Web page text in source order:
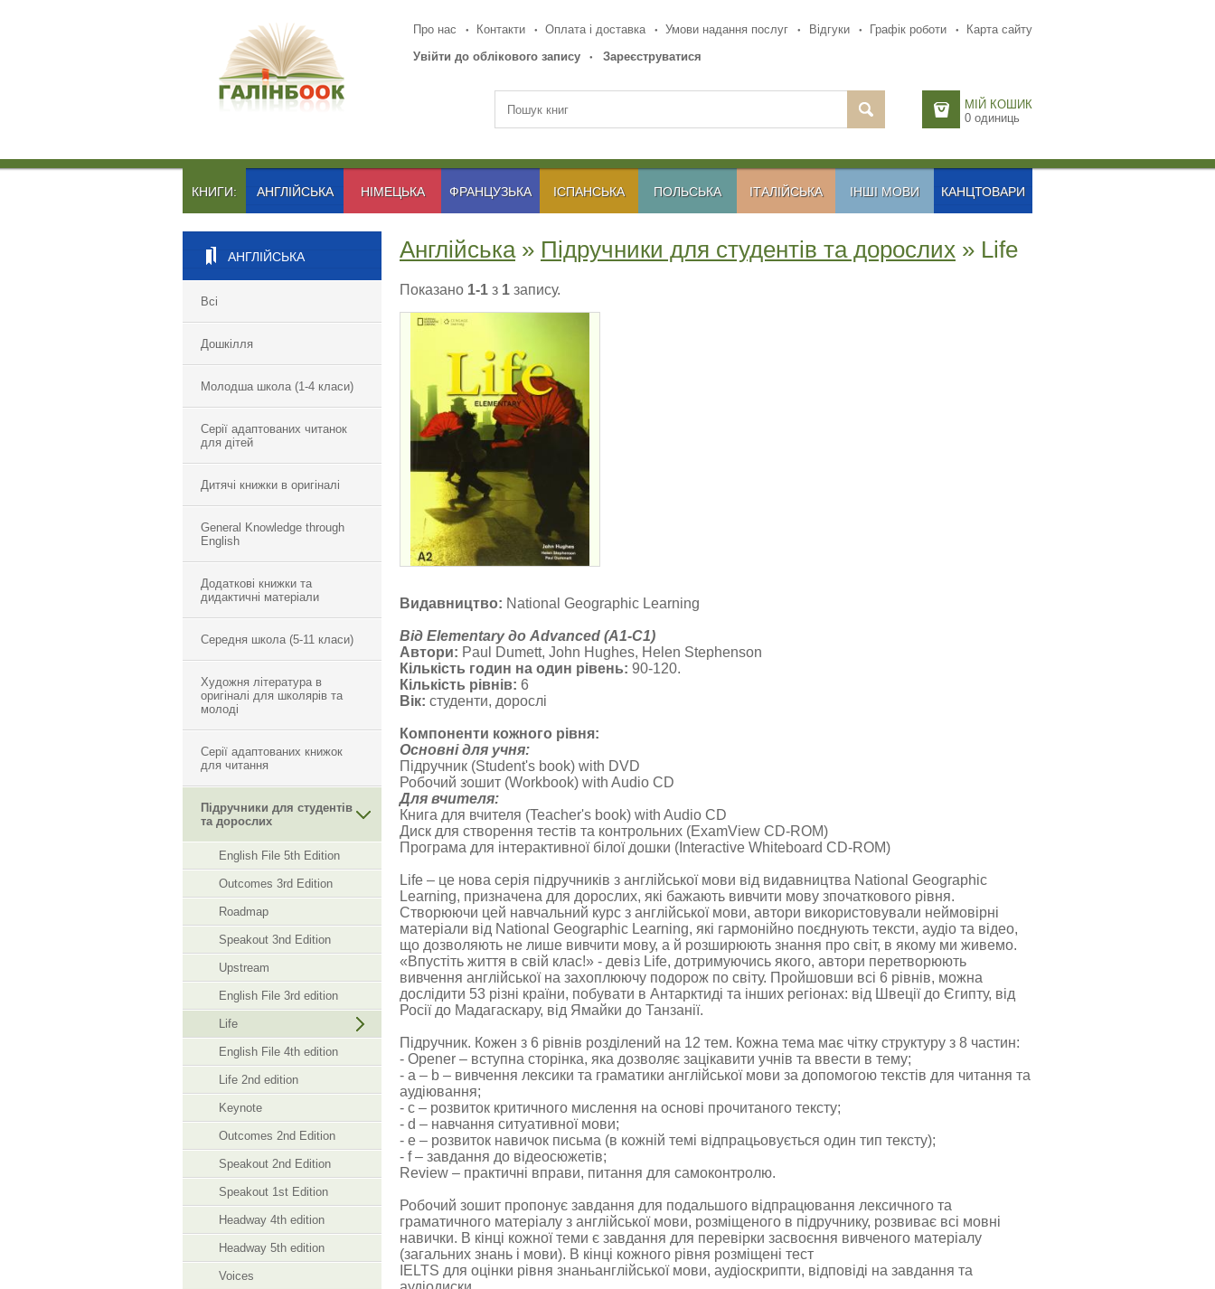
Про нас Контакти Оплата і доставка Умови надання послуг Відгуки Графік роботи
Карта сайту
Увійти до облікового запису
Зареєструватися
МІЙ КОШИК
0 одиниць
КНИГИ: АНГЛІЙСЬКА НІМЕЦЬКА ФРАНЦУЗЬКА ІСПАНСЬКА ПОЛЬСЬКА ІТАЛІЙСЬКА ІНШІ МОВИ КАНЦТОВАРИ
АНГЛІЙСЬКА
Всі
Дошкілля
Молодша школа (1-4 класи)
Серії адаптованих читанок
для дітей
Дитячі книжки в оригіналі
General Knowledge through
English
Додаткові книжки та
дидактичні матеріали
Середня школа (5-11 класи)
Художня література в
оригіналі для школярів та
молоді
Серії адаптованих книжок
для читання
Підручники для студентів
та дорослих
English File 5th Edition
Outcomes 3rd Edition
Roadmap
Speakout 3nd Edition
Upstream
English File 3rd edition
Life
English File 4th edition
Life 2nd edition
Keynote
Outcomes 2nd Edition
Speakout 2nd Edition
Speakout 1st Edition
Headway 4th edition
Headway 5th edition
Voices
Англійська» Підручники для студентів та дорослих » Life
Показано 1-1 з 1 запису.
LIFE ELEMENTARY
Видавництво: National Geographic Learning
Від Elementary до Advanced (A1-C1)
Автори: Paul Dumett, John Hughes, Helen Stephenson
Кількість годин на один рівень: 90-120.
Кількість рівнів: 6
Вік: студенти, дорослі
Компоненти кожного рівня:
Основні для учня:
Підручник (Student's book) with DVD
Робочий зошит (Workbook) with Audio CD
Для вчителя:
Книга для вчителя (Teacher's book) with Audio CD
Диск для створення тестів та контрольних (ExamView CD-ROM)
Програма для інтерактивної білої дошки (Interactive Whiteboard CD-ROM)
Life – це нова серія підручників з англійської мови від видавництва National Geographic
Learning, призначена для дорослих, які бажають вивчити мову зпочаткового рівня.
Створюючи цей навчальний курс з англійської мови, автори використовували неймовірні
матеріали від National Geographic Learning, які гармонійно поєднують тексти, аудіо та відео,
що дозволяють не лише вивчити мову, а й розширюють знання про світ, в якому ми живемо.
«Впустіть життя в свій клас!» - девіз Life, дотримуючись якого, автори перетворюють
вивчення англійської на захоплюючу подорож по світу. Пройшовши всі 6 рівнів, можна
дослідити 53 різні країни, побувати в Антарктиді та інших регіонах: від Швеції до Єгипту, від
Росії до Мадагаскару, від Ямайки до Танзанії.
Підручник. Кожен з 6 рівнів розділений на 12 тем. Кожна тема має чітку структуру з 8 частин:
- Opener – вступна сторінка, яка дозволяє зацікавити учнів та ввести в тему;
- a – b – вивчення лексики та граматики англійської мови за допомогою текстів для читання та
аудіювання;
- c – розвиток критичного мислення на основі прочитаного тексту;
- d – навчання ситуативної мови;
- e – розвиток навичок письма (в кожній темі відпрацьовується один тип тексту);
- f – завдання до відеосюжетів;
Review – практичні вправи, питання для самоконтролю.
Робочий зошит пропонує завдання для подальшого відпрацювання лексичного та
граматичного матеріалу з англійської мови, розміщеного в підручнику, розвиває всі мовні
навички. В кінці кожної теми є завдання для перевірки засвоєння вивченого матеріалу
(загальних знань і мови). В кінці кожного рівня розміщені тест
IELTS для оцінки рівня знаньанглійської мови, аудіоскрипти, відповіді на завдання та